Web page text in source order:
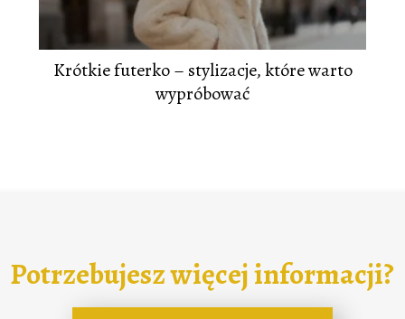
Krótkie futerko – stylizacje, które warto
wypróbować
Potrzebujesz więcej informacji?